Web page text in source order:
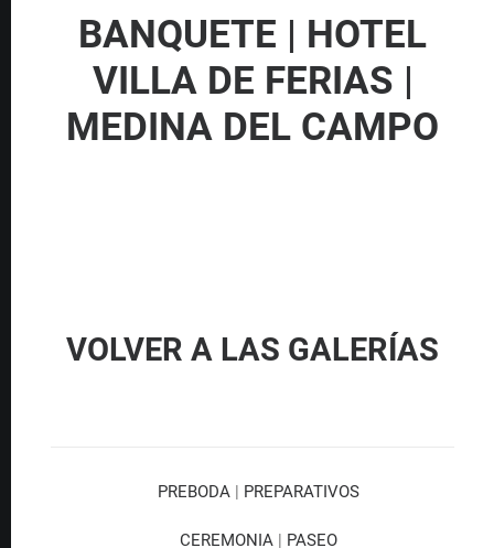
BANQUETE | HOTEL
VILLA DE FERIAS |
MEDINA DEL CAMPO
VOLVER A LAS GALERÍAS
PREBODA| PREPARATIVOS
CEREMONIA| PASEO